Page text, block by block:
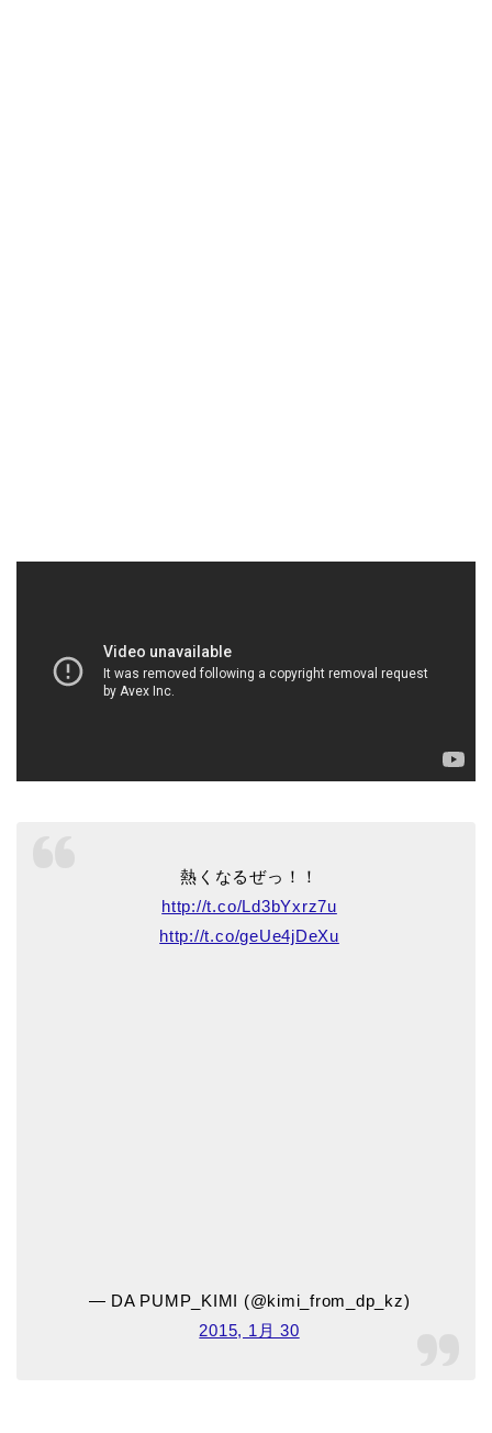
熱くなるぜっ！！
http://t.co/Ld3bYxrz7u
http://t.co/geUe4jDeXu
— DA PUMP_KIMI (@kimi_from_dp_kz)
2015, 1月 30